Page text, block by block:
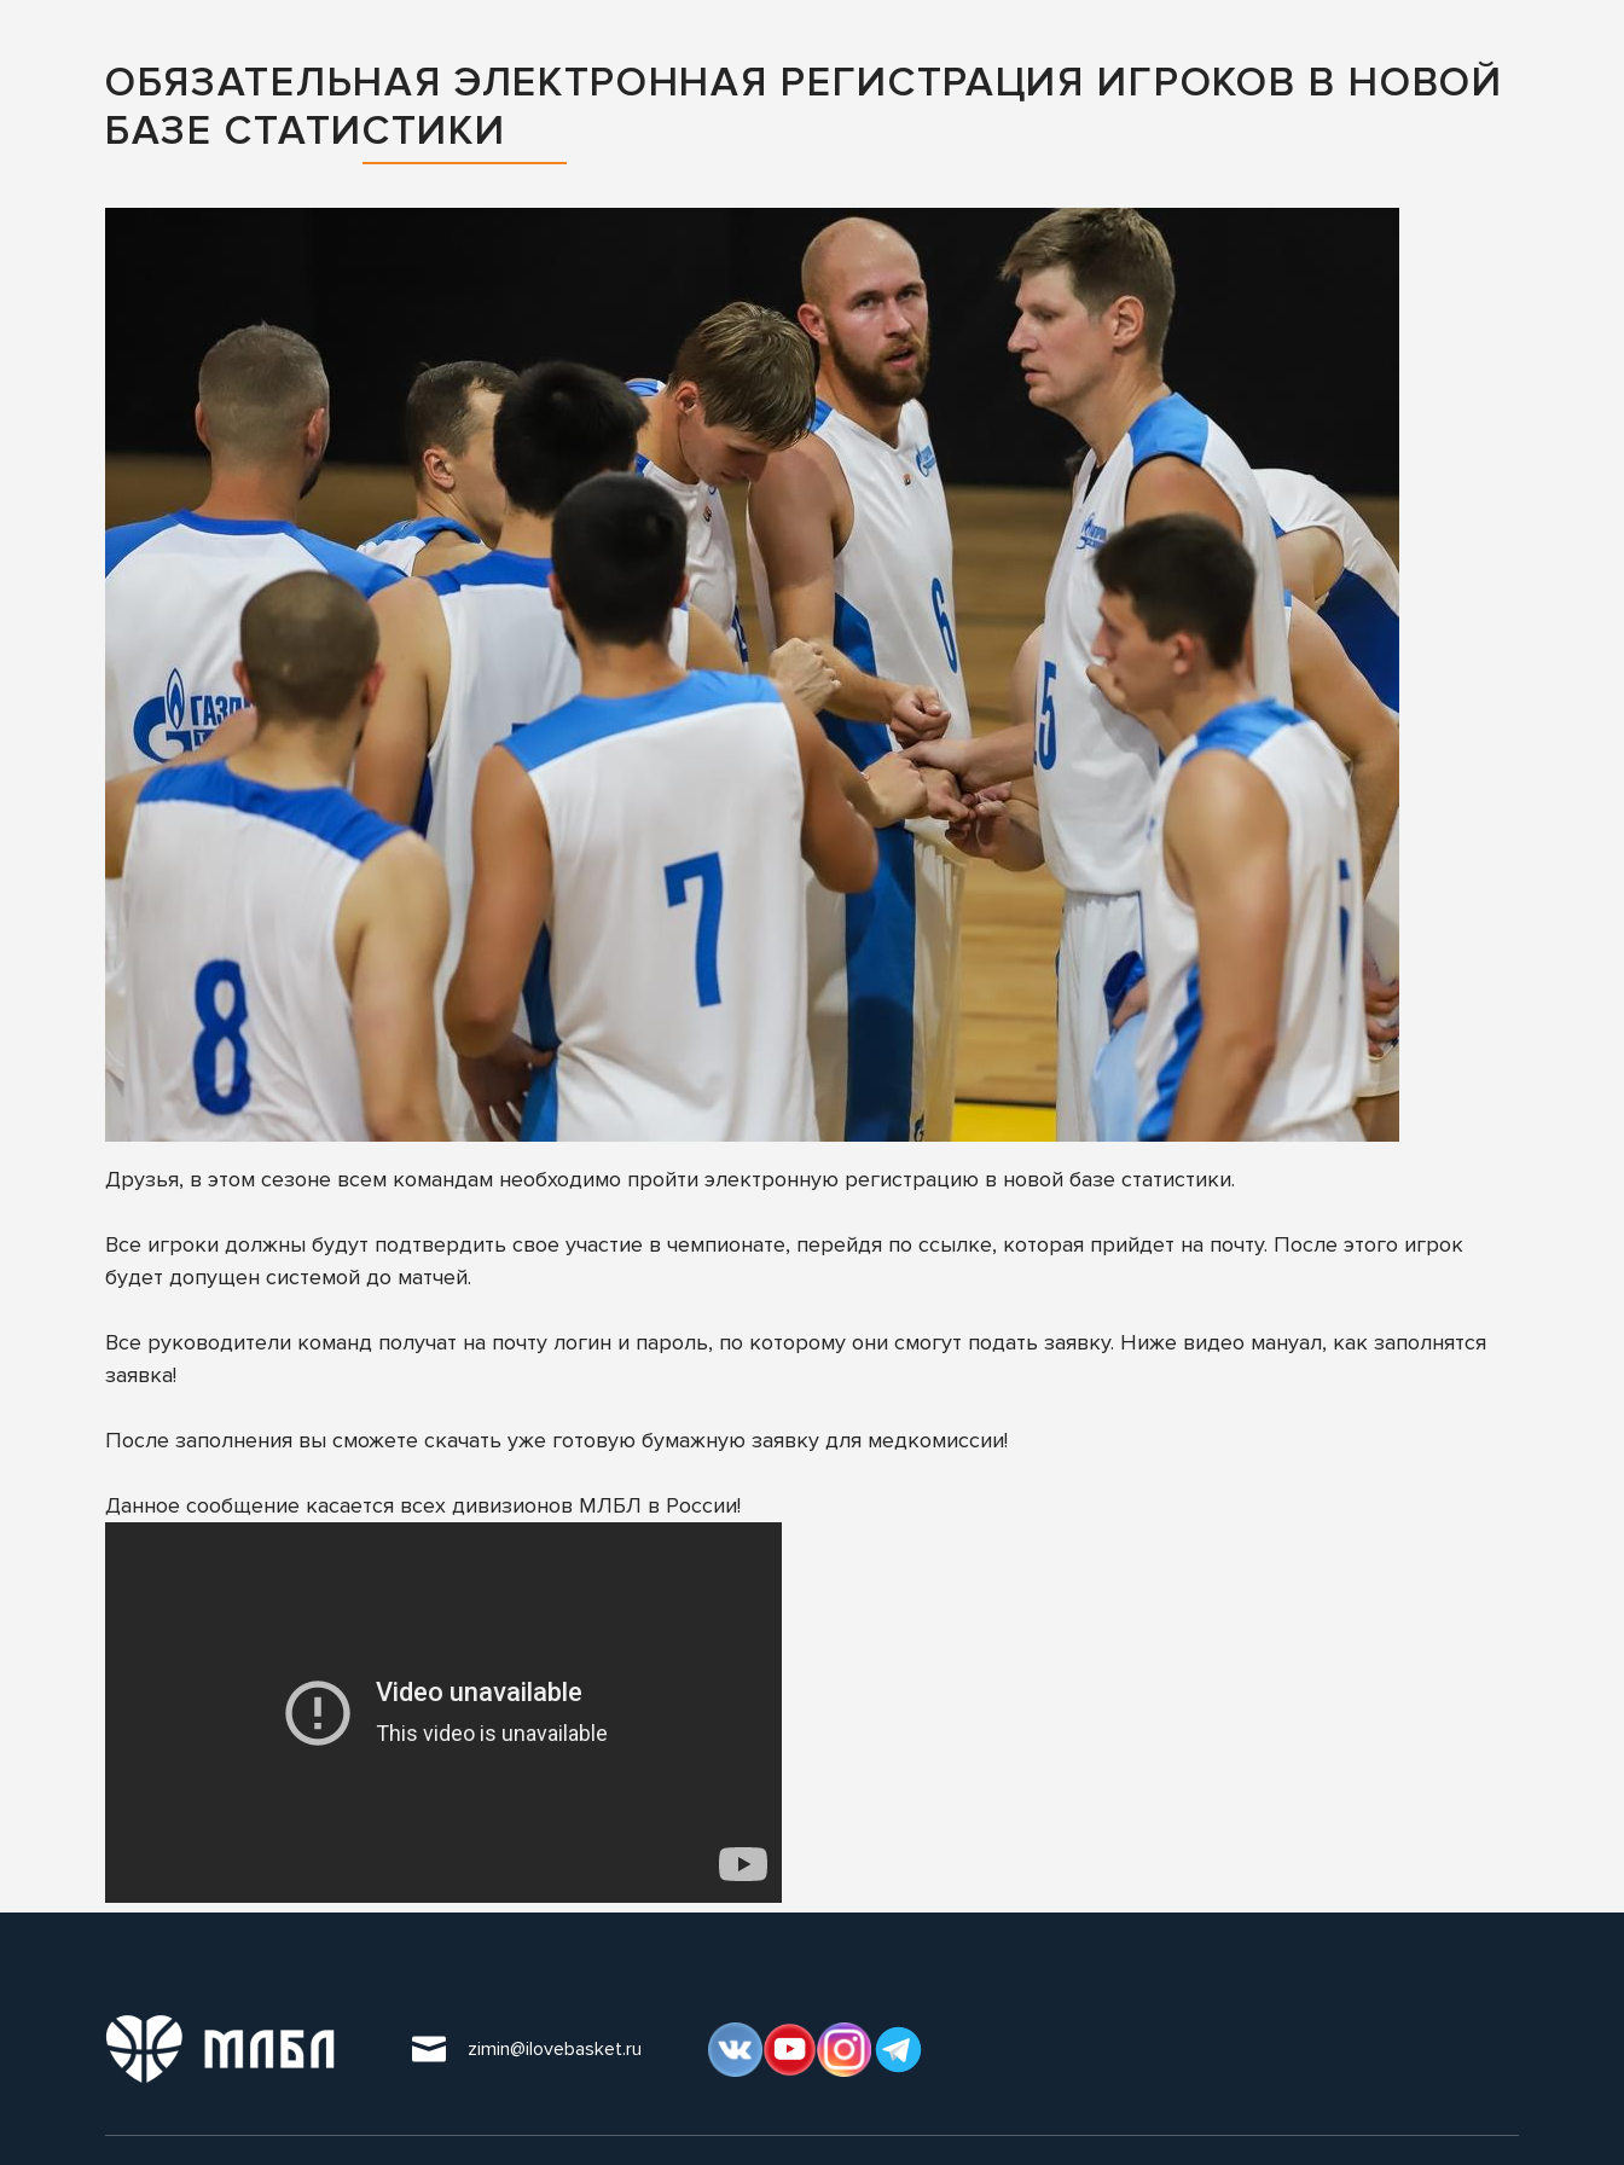
ОБЯЗАТЕЛЬНАЯ ЭЛЕКТРОННАЯ РЕГИСТРАЦИЯ ИГРОКОВ В НОВОЙ
БАЗЕ СТАТИСТИКИ
Друзья, в этом сезоне всем командам необходимо пройти электронную регистрацию в новой базе статистики.
Все игроки должны будут подтвердить свое участие в чемпионате, перейдя по ссылке, которая прийдет на почту. После этого игрок
будет допущен системой до матчей.
Все руководители команд получат на почту логин и пароль, по которому они смогут подать заявку. Ниже видео мануал, как заполнятся
заявка!
После заполнения вы сможете скачать уже готовую бумажную заявку для медкомиссии!
Данное сообщение касается всех дивизионов МЛБЛ в России!
zimin@ilovebasket.ru